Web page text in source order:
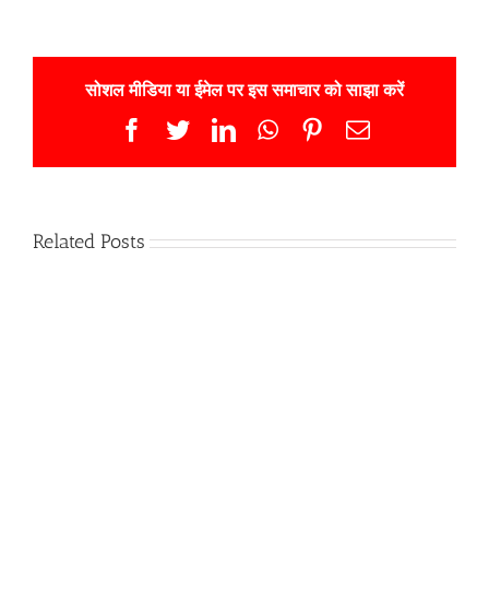
सोशल मीडिया या ईमेल पर इस समाचार को साझा करें
Facebook
TwitterLinkedInWhatsApp
Pinterest
Email
Related Posts